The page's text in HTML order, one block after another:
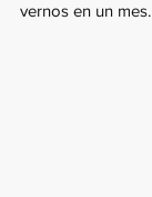
vernos en un mes.